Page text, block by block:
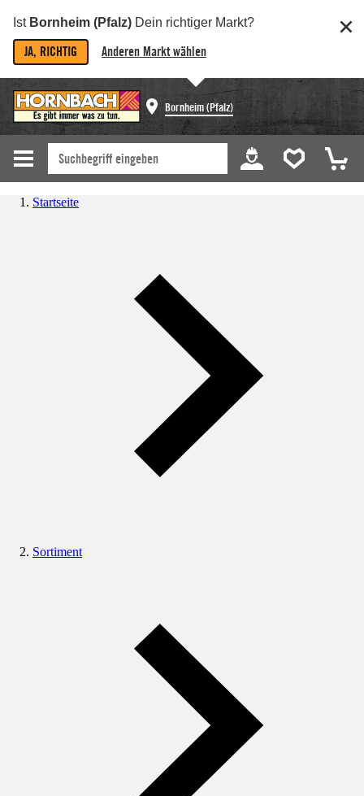
Ist Bornheim (Pfalz) Dein richtiger Markt?
JA, RICHTIG Anderen Markt wählen
Bornheim (Pfalz)
Startseite
Sortiment